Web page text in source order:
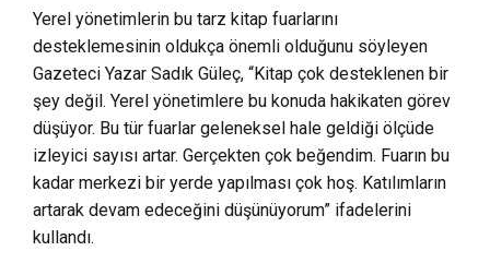
Yerel yönetimlerin bu tarz kitap fuarlarını
desteklemesinin oldukça önemli olduğunu söyleyen
Gazeteci Yazar Sadık Güleç, “Kitap çok desteklenen bir
şey değil. Yerel yönetimlere bu konuda hakikaten görev
düşüyor. Bu tür fuarlar geleneksel hale geldiği ölçüde
izleyici sayısı artar. Gerçekten çok beğendim. Fuarın bu
kadar merkezi bir yerde yapılması çok hoş. Katılımların
artarak devam edeceğini düşünüyorum” ifadelerini
kullandı.